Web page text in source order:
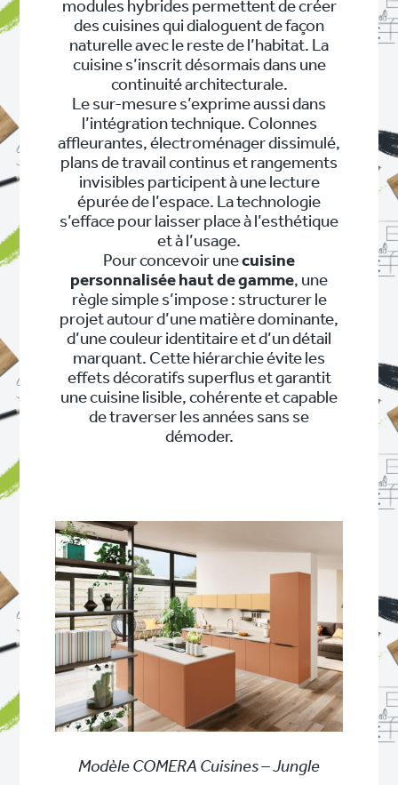
modules hybrides permettent de créer
des cuisines qui dialoguent de façon
naturelle avec le reste de l’habitat. La
cuisine s’inscrit désormais dans une
continuité architecturale.
Le sur-mesure s’exprime aussi dans
l’intégration technique. Colonnes
affleurantes, électroménager dissimulé,
plans de travail continus et rangements
invisibles participent à une lecture
épurée de l’espace. La technologie
s’efface pour laisser place à l’esthétique
et à l’usage.
Pour concevoir unecuisine
personnalisée haut de gamme, une
règle simple s’impose : structurer le
projet autour d’une matière dominante,
d’une couleur identitaire et d’un détail
marquant. Cette hiérarchie évite les
effets décoratifs superflus et garantit
une cuisine lisible, cohérente et capable
de traverser les années sans se
démoder.
Modèle COMERA Cuisines – Jungle